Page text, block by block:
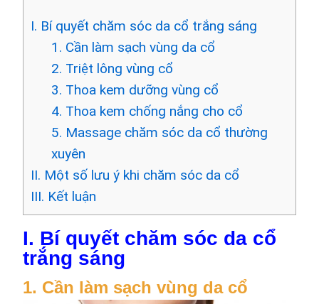
I. Bí quyết chăm sóc da cổ trắng sáng
1. Cần làm sạch vùng da cổ
2. Triệt lông vùng cổ
3. Thoa kem dưỡng vùng cổ
4. Thoa kem chống nắng cho cổ
5. Massage chăm sóc da cổ thường
xuyên
II. Một số lưu ý khi chăm sóc da cổ
III. Kết luận
I. Bí quyết chăm sóc da cổ
trắng sáng
1. Cần làm sạch vùng da cổ